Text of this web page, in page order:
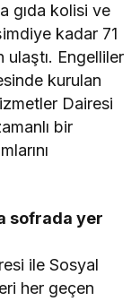
gıda kolisi ve
kadar 71
ulaştı. Engelliler
kurulan
Dairesi
bir
sofrada yer
ile Sosyal
her geçen